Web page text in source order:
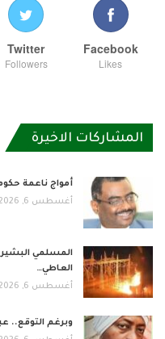
Facebook
Likes
Twitter
Followers
المشاركات الاخيرة
أمواج ناعمة
أغسطس 6, 2026
المسلمي
العاطي…
أغسطس 6, 2026
وبرغم التوقع..